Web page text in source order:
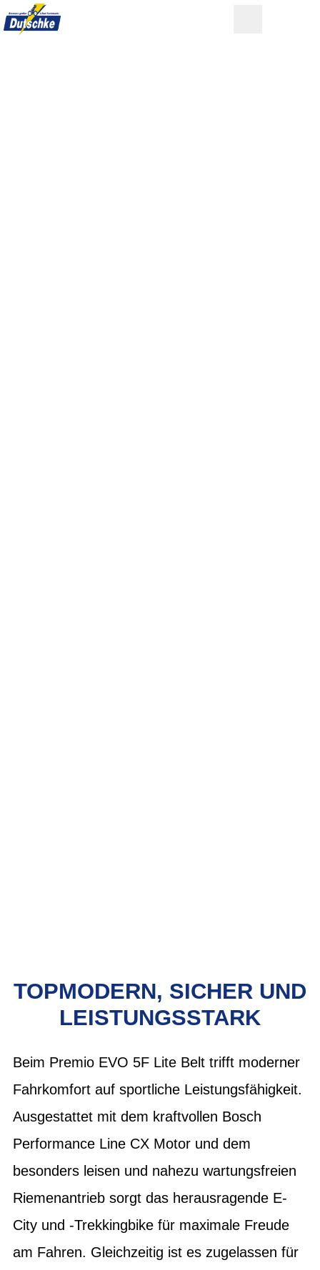
TOPMODERN, SICHER UND
LEISTUNGSSTARK
Beim Premio EVO 5F Lite Belt trifft moderner
Fahrkomfort auf sportliche Leistungsfähigkeit.
Ausgestattet mit dem kraftvollen Bosch
Performance Line CX Motor und dem
besonders leisen und nahezu wartungsfreien
Riemenantrieb sorgt das herausragende E-
City und -Trekkingbike für maximale Freude
am Fahren. Gleichzeitig ist es zugelassen für